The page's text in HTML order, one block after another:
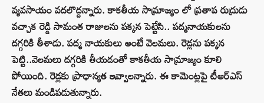
వ్యవసాయం వదలొద్దన్నారు. కాకతీయ సామ్రాజ్యం లో ప్రతాప రుద్రుడు
వచ్చాక రెడ్డి సామంత రాజులను పక్కన పెట్టేసి.. పద్మనాయకులను
దగ్గరికి తీశాడు. పద్మ నాయకులు అంటే వెలమలు. రెడ్లను పక్కన
పెట్టి..వెలమలు దగ్గరికి తీయడంతో కాకతీయ సామ్రాజ్యం కూలి
పోయింది. రెడ్లకు ప్రాధాన్యత ఇవ్వాలన్నారు. ఈ కామెంట్లపై టీఆర్ఎస్
నేతలు మండిపడుతున్నారు.